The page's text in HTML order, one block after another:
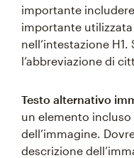
importante
importante
nell’intestazione
l’abbreviazione di
Testo alternativo
un elemento
dell’immagine.
descrizione